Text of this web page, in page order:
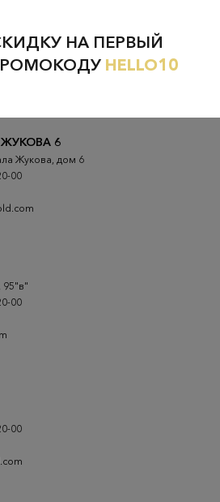
НИЖНЕВАРТОВСК
95"в"
00
00
6
Жукова, дом 6
00
НА ПЕРВЫЙ
HELLO10